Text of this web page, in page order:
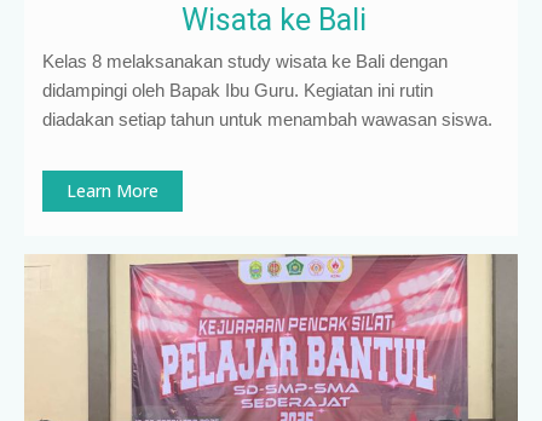
Wisata ke Bali
Kelas 8 melaksanakan study wisata ke Bali dengan
didampingi oleh Bapak Ibu Guru. Kegiatan ini rutin
diadakan setiap tahun untuk menambah wawasan siswa.
Learn More